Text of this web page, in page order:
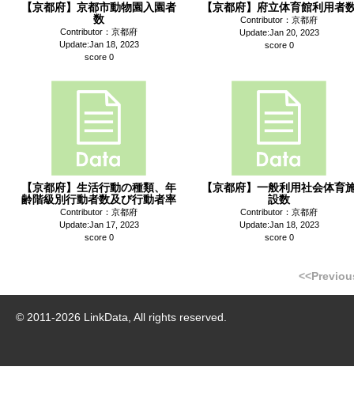
【京都府】京都市動物園入園者
数
Contributor：京都府
Update:Jan 18, 2023
score 0
【京都府】府立体育館利用者
Contributor：京都府
Update:Jan 20, 2023
score 0
【京都府】生活行動の種類、年
齢階級別行動者数及び行動者率
Contributor：京都府
Update:Jan 17, 2023
score 0
【京都府】一般利用社会体育
設数
Contributor：京都府
Update:Jan 18, 2023
score 0
© 2011-2026 LinkData, All rights reserved.